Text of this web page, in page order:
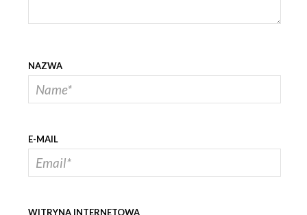
NAZWA
E-MAIL
WITRYNA INTERNETOWA